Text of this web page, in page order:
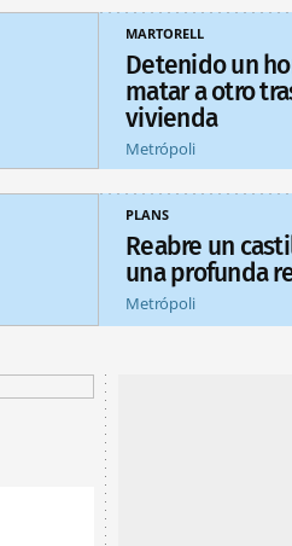
MARTORELL
Detenido un
matar a otro
vivienda
Metrópoli
PLANS
Reabre un
una profunda
Metrópoli